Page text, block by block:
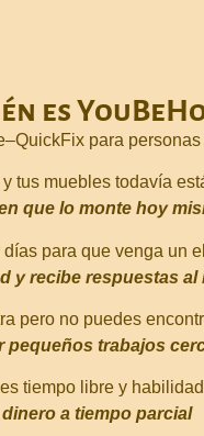
es
para
tus muebles todavía
que lo monte hoy
para que venga un
y recibe respuestas al
pero no puedes
pequeños trabajos
tiempo libre y
a tiempo parcial